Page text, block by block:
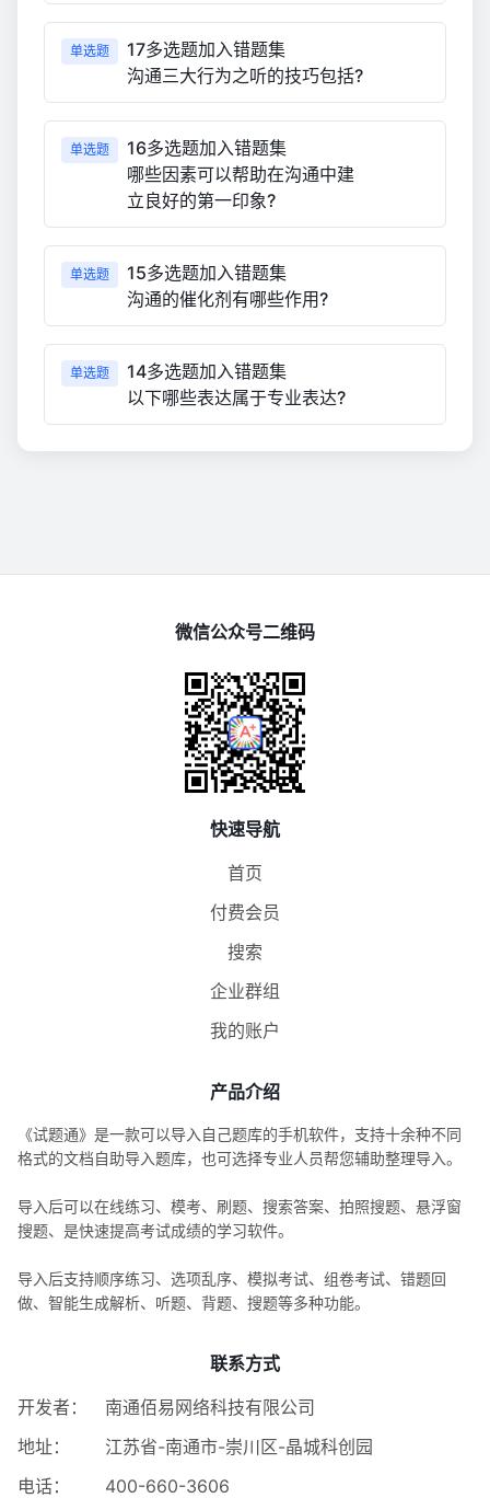
单选题
17多选题加入错题集
沟通三大行为之听的技巧包括?
单选题
16多选题加入错题集
哪些因素可以帮助在沟通中建
立良好的第一印象?
单选题
15多选题加入错题集
沟通的催化剂有哪些作用?
单选题
14多选题加入错题集
以下哪些表达属于专业表达?
微信公众号二维码
快速导航
首页
付费会员
搜索
企业群组
我的账户
产品介绍
《试题通》是一款可以导入自己题库的手机软件，支持十余种不同
格式的文档自助导入题库，也可选择专业人员帮您辅助整理导入。
导入后可以在线练习、模考、刷题、搜索答案、拍照搜题、悬浮窗
搜题、是快速提高考试成绩的学习软件。
导入后支持顺序练习、选项乱序、模拟考试、组卷考试、错题回
做、智能生成解析、听题、背题、搜题等多种功能。
联系方式
开发者：
南通佰易网络科技有限公司
地址：
江苏省-南通市-崇川区-晶城科创园
电话：
400-660-3606